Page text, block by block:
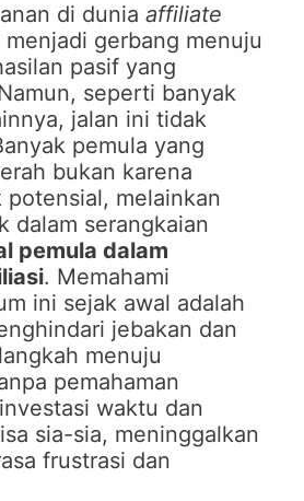
di dunia affiliate
menjadi gerbang menuju
pasif yang
seperti banyak
jalan ini tidak
pemula yang
bukan karena
potensial, melainkan
dalam serangkaian
pemula dalam
. Memahami
ini sejak awal adalah
jebakan dan
menuju
pemahaman
waktu dan
sia-sia, meninggalkan
frustrasi dan